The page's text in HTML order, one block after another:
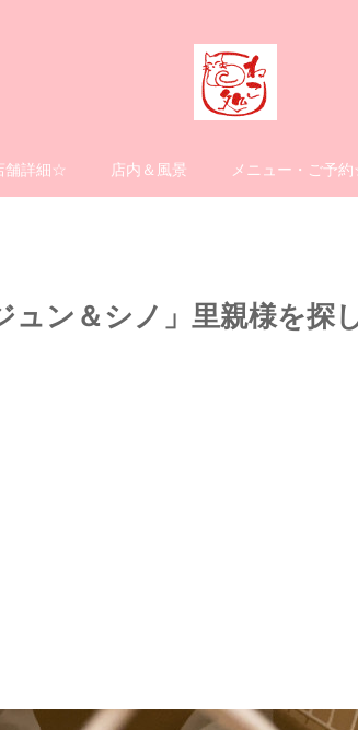
舗詳細☆ 店内＆風景 メニュー・ご予
ン＆シノ」里親様を探